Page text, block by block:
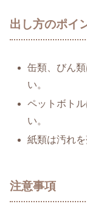
出し方のポイ
缶類、びん
い。
ペットボト
い。
紙類は汚れ
注意事項